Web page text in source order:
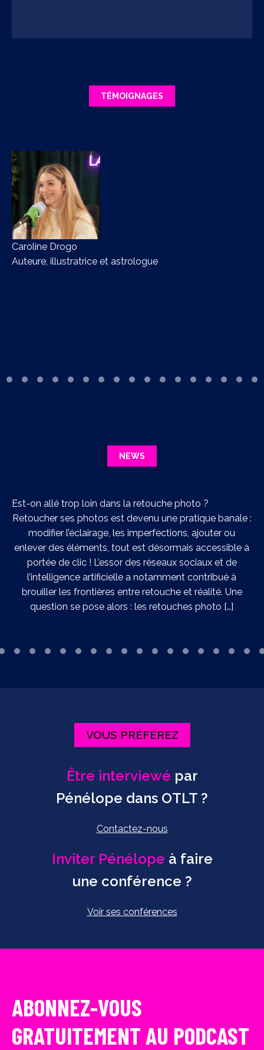
TÉMOIGNAGES
Caroline Drogo
Auteure, illustratrice et astrologue
NEWS
Est-on allé trop loin dans la retouche photo ?
Retoucher ses photos est devenu une pratique banale :
modifier l’éclairage, les imperfections, ajouter ou
enlever des éléments, tout est désormais accessible à
portée de clic ! L’essor des réseaux sociaux et de
l’intelligence artificielle a notamment contribué à
brouiller les frontières entre retouche et réalité. Une
question se pose alors : les retouches photo […]
VOUS PRÉFÉREZ
Être interviewé par
Pénélope dans OTLT ?
Contactez-nous
Inviter Pénélope à faire
une conférence ?
Voir ses conférences
ABONNEZ-VOUS
GRATUITEMENT AU PODCAST